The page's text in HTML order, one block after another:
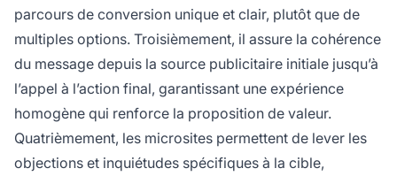
parcours de conversion unique et clair, plutôt que de
multiples options. Troisièmement, il assure la cohérence
du message depuis la source publicitaire initiale jusqu’à
l’appel à l’action final, garantissant une expérience
homogène qui renforce la proposition de valeur.
Quatrièmement, les microsites permettent de lever les
objections et inquiétudes spécifiques à la cible,